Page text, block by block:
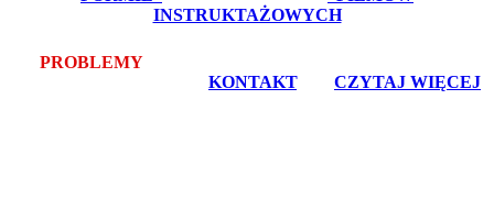
INSTRUKTAŻOWYCH
PROBLEMYZ POBRANIEM LUB INSTALACJĄ? -
KONTAKT, lub CZYTAJ WIĘCEJ